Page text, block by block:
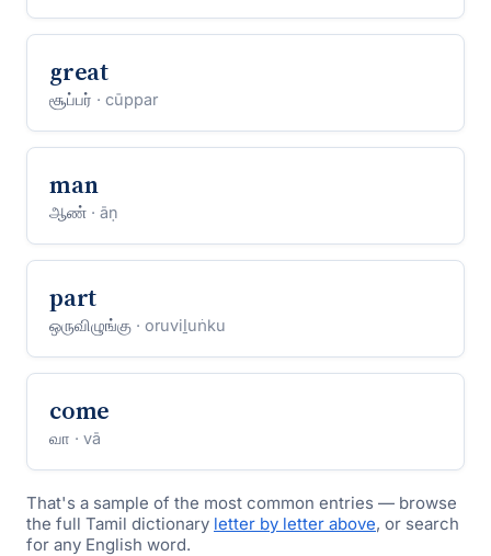
great
சூப்பர் · cūppar
man
ஆண் · āṇ
part
ஒருவிழுங்கு · oruviḻuṅku
come
வா · vā
That's a sample of the most common entries — browse
the full Tamil dictionary letter by letter above, or search
for any English word.